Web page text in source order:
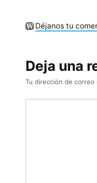
Déjanos tu
Deja una
Tu dirección de